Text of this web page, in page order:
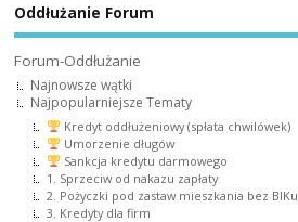
Oddłużanie Forum
Forum-Oddłużanie
Najnowsze wątki
Najpopularniejsze Tematy
Kredyt oddłużeniowy (spłata chwilówek)
Umorzenie długów
Sankcja kredytu darmowego
1. Sprzeciw od nakazu zapłaty
2. Pożyczki pod zastaw mieszkania bez BIKu
3. Kredyty dla firm